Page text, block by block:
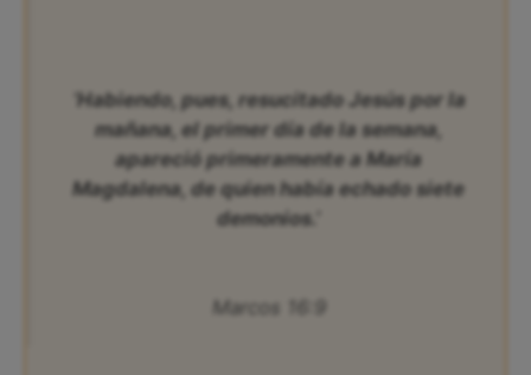
‘Habiendo, pues, resucitado Jesús por la
mañana, el primer día de la semana,
apareció primeramente a María
Magdalena, de quien había echado siete
demonios.’
Marcos 16:9